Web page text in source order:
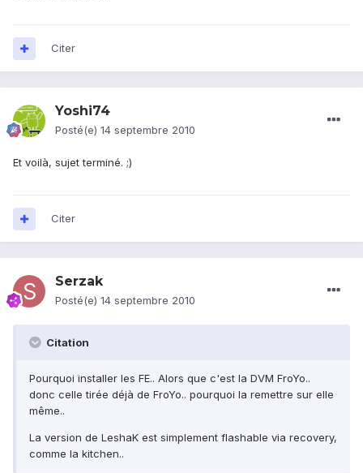
Citer
Yoshi74
Posté(e) 14 septembre 2010
Et voilà, sujet terminé. ;)
Citer
Serzak
Posté(e) 14 septembre 2010
Citation
Pourquoi installer les FE.. Alors que c'est la DVM FroYo..
donc celle tirée déjà de FroYo.. pourquoi la remettre sur elle
même..
La version de LeshaK est simplement flashable via recovery,
comme la kitchen..